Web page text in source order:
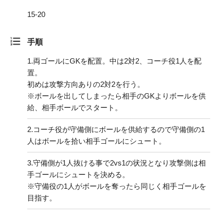
15-20
手順
1.両ゴールにGKを配置。中は2対2、コーチ役1人を配
置。
初めは攻撃方向ありの2対2を行う。
※ボールを出してしまったら相手のGKよりボールを供
給、相手ボールでスタート。
2.コーチ役が守備側にボールを供給するので守備側の1
人はボールを拾い相手ゴールにシュート。
3.守備側が1人抜ける事で2vs1の状況となり攻撃側は相
手ゴールにシュートを決める。
※守備役の1人がボールを奪ったら同じく相手ゴールを
目指す。